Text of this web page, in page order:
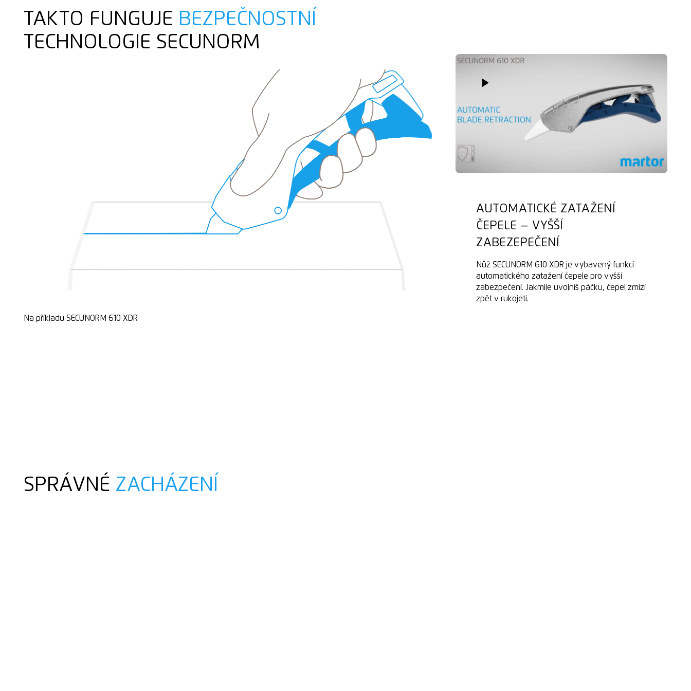
TAKTO FUNGUJE BEZPEČNOSTNÍ
TECHNOLOGIE SECUNORM
AUTOMATICKÉ ZATAŽENÍ
ČEPELE – VYŠŠÍ
ZABEZEPEČENÍ
Nůž SECUNORM 610 XDR je vybavený funkcí
automatického zatažení čepele pro vyšší
zabezpečení. Jakmile uvolníš páčku, čepel zmizí
zpět v rukojeti.
Na příkladu SECUNORM 610 XDR
Play Video
SPRÁVNÉ ZACHÁZENÍ